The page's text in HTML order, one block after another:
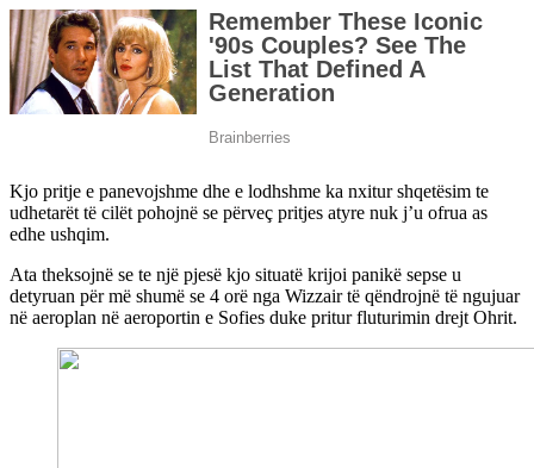
Kjo pritje e panevojshme dhe e lodhshme ka nxitur shqetësim te
udhetarët të cilët pohojnë se përveç pritjes atyre nuk j’u ofrua as
edhe ushqim.
Ata theksojnë se te një pjesë kjo situatë krijoi panikë sepse u
detyruan për më shumë se 4 orë nga Wizzair të qëndrojnë të ngujuar
në aeroplan në aeroportin e Sofies duke pritur fluturimin drejt Ohrit.